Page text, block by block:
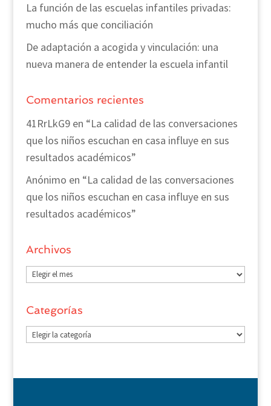
La función de las escuelas infantiles privadas:
mucho más que conciliación
De adaptación a acogida y vinculación: una
nueva manera de entender la escuela infantil
Comentarios recientes
41RrLkG9en “La calidad de las conversaciones
que los niños escuchan en casa influye en sus
resultados académicos”
Anónimo en “La calidad de las conversaciones
que los niños escuchan en casa influye en sus
resultados académicos”
Archivos
Archivos
Categorías
Categorías